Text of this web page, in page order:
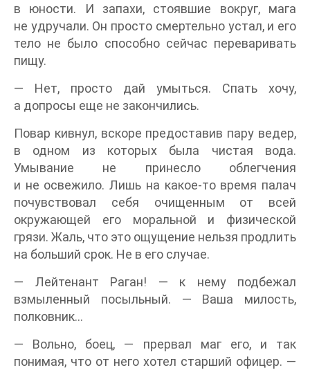
в юности. И запахи, стоявшие вокруг, мага
не удручали. Он просто смертельно устал, и его
тело не было способно сейчас переваривать
пищу.
— Нет, просто дай умыться. Спать хочу,
а допросы еще не закончились.
Повар кивнул, вскоре предоставив пару ведер,
в одном из которых была чистая вода.
Умывание не принесло облегчения
и не освежило. Лишь на какое-то время палач
почувствовал себя очищенным от всей
окружающей его моральной и физической
грязи. Жаль, что это ощущение нельзя продлить
на больший срок. Не в его случае.
— Лейтенант Раган! — к нему подбежал
взмыленный посыльный. — Ваша милость,
полковник…
— Вольно, боец, — прервал маг его, и так
понимая, что от него хотел старший офицер. —